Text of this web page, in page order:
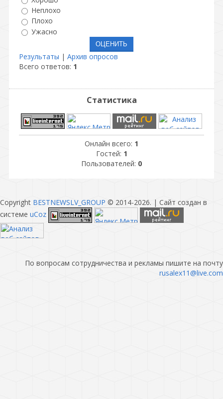
Неплохо
Плохо
Ужасно
Результаты | Архив опросов
Всего ответов: 1
Статистика
Онлайн всего: 1
Гостей: 1
Пользователей: 0
Copyright BESTNEWSLV_GROUP © 2014-2026. | Сайт создан в
системе uCoz
По вопросам сотрудничества и рекламы пишите на почту
rusalex11@live.com